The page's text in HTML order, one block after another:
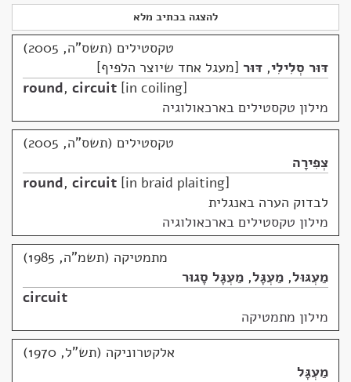
להצגה בכתיב מלא
טקסטילים (תשס"ה, 2005)
דּוּר סְלִילִי, דּוּר מעגל אחד שיוצר הלפיף
round, circuit in coiling
מילון טקסטילים בארכאולוגיה
טקסטילים (תשס"ה, 2005)
צְפִירָה
round, circuit in braid plaiting
לבדוק הערה באנגלית
מילון טקסטילים בארכאולוגיה
מתמטיקה (תשמ"ה, 1985)
מַעְגּוּל, מַעְגָּל, מַעְגָּל סָגוּר
circuit
מילון מתמטיקה
אלקטרוניקה (תש"ל, 1970)
מַעְגָּל